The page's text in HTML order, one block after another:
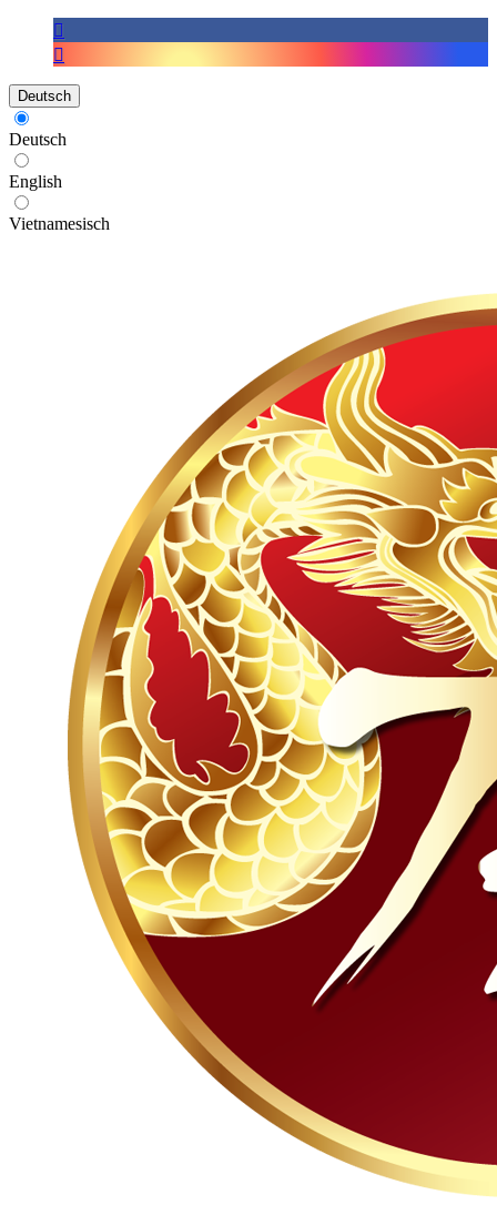
Deutsch
Deutsch
English
Vietnamesisch